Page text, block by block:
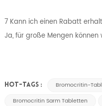
7 Kann ich einen Rabatt
Ja, für große Mengen
HOT-TAGS : Bromocritin-
Bromocritin Sarm Tabletten